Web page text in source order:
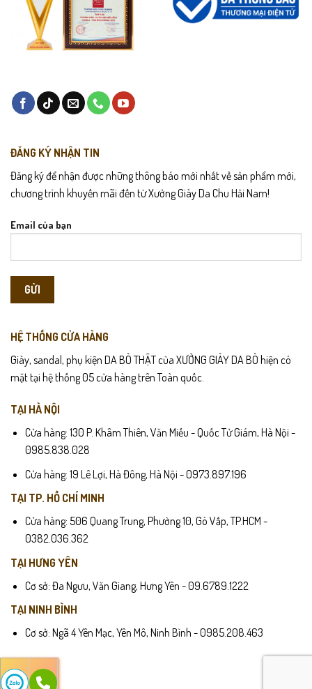
ĐĂNG KÝ NHẬN TIN
Đăng ký để nhận được những thông báo mới nhất về sản phẩm mới,
chương trình khuyến mãi đến từ Xưởng Giày Da Chu Hải Nam!
Email của bạn
HỆ THỐNG CỬA HÀNG
Giày, sandal, phụ kiện DA BÒ THẬT của XƯỞNG GIÀY DA BÒ hiện có
mặt tại hệ thống 05 cửa hàng trên Toàn quốc.
TẠI HÀ NỘI
Cửa hàng: 130 P. Khâm Thiên, Văn Miếu - Quốc Tử Giám, Hà Nội -
0985.838.028
Cửa hàng: 19 Lê Lợi, Hà Đông, Hà Nội - 0973.897.196
TẠI TP. HỒ CHÍ MINH
Cửa hàng: 506 Quang Trung, Phường 10, Gò Vấp, TP.HCM -
0382.036.362
TẠI HƯNG YÊN
Cơ sở: Đa Ngưu, Văn Giang, Hưng Yên - 09.6789.1222
TẠI NINH BÌNH
Cơ sở: Ngã 4 Yên Mạc, Yên Mô, Ninh Bình - 0985.208.463